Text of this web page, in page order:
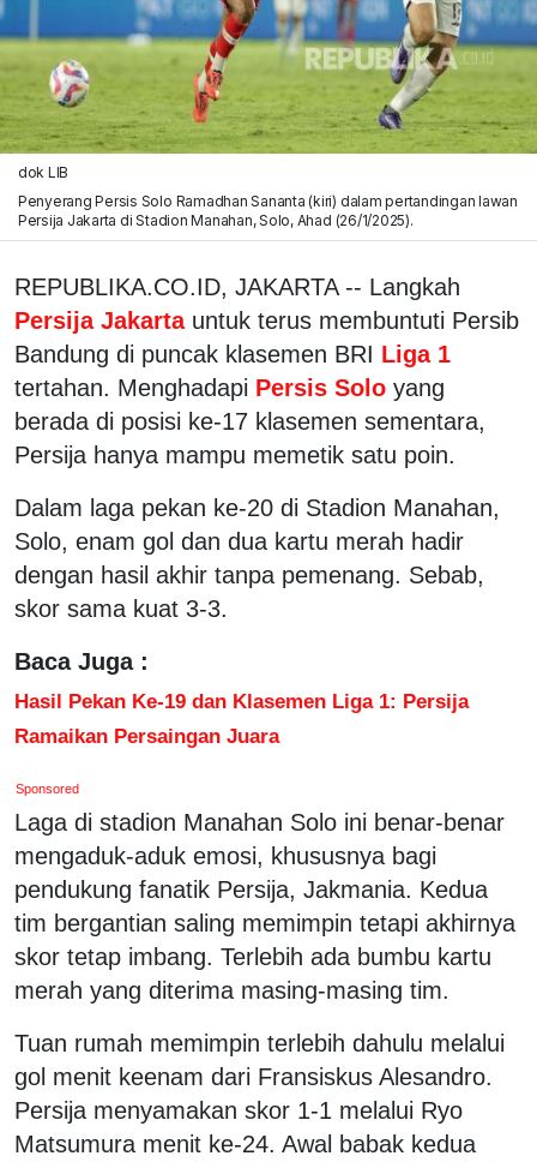
dok LIB
Penyerang Persis Solo Ramadhan Sananta (kiri) dalam pertandingan lawan
Persija Jakarta di Stadion Manahan, Solo, Ahad (26/1/2025).
REPUBLIKA.CO.ID, JAKARTA -- Langkah
Persija Jakarta untuk terus membuntuti Persib
Bandung di puncak klasemen BRI Liga 1
tertahan. Menghadapi Persis Solo yang
berada di posisi ke-17 klasemen sementara,
Persija hanya mampu memetik satu poin.
Dalam laga pekan ke-20 di Stadion Manahan,
Solo, enam gol dan dua kartu merah hadir
dengan hasil akhir tanpa pemenang. Sebab,
skor sama kuat 3-3.
Baca Juga :
Hasil Pekan Ke-19 dan Klasemen Liga 1: Persija
Ramaikan Persaingan Juara
Sponsored
Laga di stadion Manahan Solo ini benar-benar
mengaduk-aduk emosi, khususnya bagi
pendukung fanatik Persija, Jakmania. Kedua
tim bergantian saling memimpin tetapi akhirnya
skor tetap imbang. Terlebih ada bumbu kartu
merah yang diterima masing-masing tim.
Tuan rumah memimpin terlebih dahulu melalui
gol menit keenam dari Fransiskus Alesandro.
Persija menyamakan skor 1-1 melalui Ryo
Matsumura menit ke-24. Awal babak kedua